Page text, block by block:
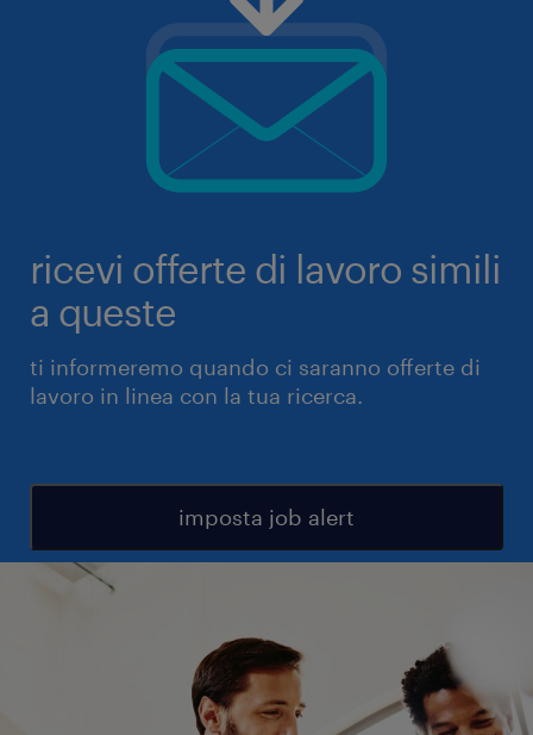
ricevi offerte di lavoro simili
a queste
ti informeremo quando ci saranno offerte di
lavoro in linea con la tua ricerca.
imposta job alert